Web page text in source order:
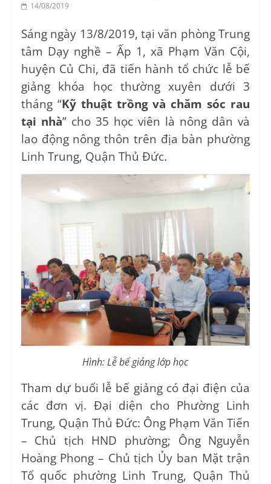
14/08/2019
Sáng ngày 13/8/2019, tại văn phòng Trung
tâm Dạy nghề – Ấp 1, xã Phạm Văn Cội,
huyện Củ Chi, đã tiến hành tổ chức lễ bế
giảng khóa học thường xuyên dưới 3
tháng “Kỹ thuật trồng và chăm sóc rau
tại nhà” cho 35 học viên là nông dân và
lao động nông thôn trên địa bàn phường
Linh Trung, Quận Thủ Đức.
Hình: Lễ bế giảng lớp học
Tham dự buổi lễ bế giảng có đại điện của
các đơn vị. Đại diện cho Phường Linh
Trung, Quận Thủ Đức: Ông Phạm Văn Tiến
– Chủ tịch HND phường; Ông Nguyễn
Hoàng Phong – Chủ tịch Ủy ban Mặt trận
Tổ quốc phường Linh Trung, Quận Thủ